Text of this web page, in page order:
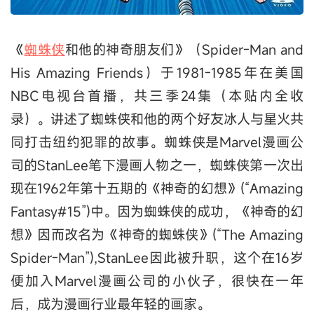
《蜘蛛侠和他的神奇朋友们》（Spider-Man and
His Amazing Friends）于1981-1985年在美国
NBC电视台首播，共三季24集（本贴内全收
录）。讲述了蜘蛛侠和他的两个好友冰人与星火共
同打击纽约犯罪的故事。蜘蛛侠是Marvel漫画公
司的StanLee笔下漫画人物之一，蜘蛛侠第一次出
现在1962年第十五期的《神奇的幻想》(“Amazing
Fantasy#15”)中。因为蜘蛛侠的成功，《神奇的幻
想》因而改名为《神奇的蜘蛛侠》(“The Amazing
Spider-Man”),StanLee因此被升职，这个在16岁
便加入Marvel漫画公司的小伙子，很快在一年
后，成为漫画行业最年轻的画家。